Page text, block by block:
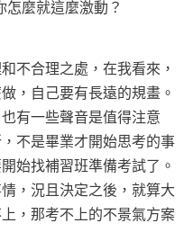
麼就這麼激動？
不合理之處，在我看來，
，自己要有長遠的規畫。
有一些聲音是值得注意
不是畢業才開始思考的事
始找補習班準備考試了。
，況且決定之後，就算大
，那考不上的不景氣方案